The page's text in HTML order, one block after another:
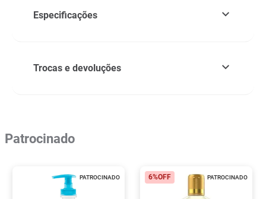
Especificações
Trocas e devoluções
Patrocinado
PATROCINADO PATROCINADO
6%OFF